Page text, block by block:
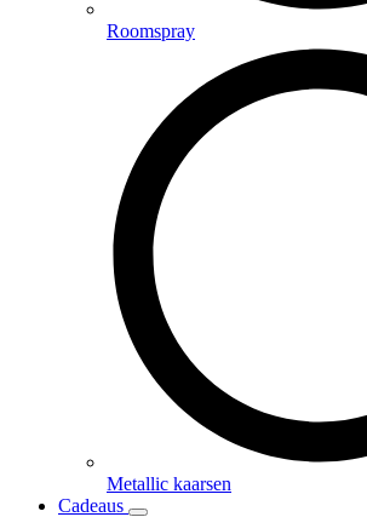
Roomspray
Metallic kaarsen
Cadeaus